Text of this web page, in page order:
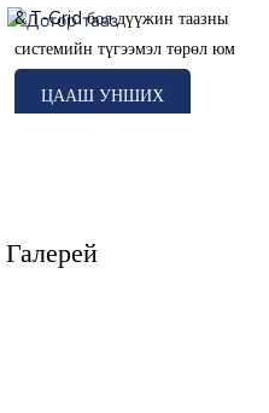
& T-Grid бол дүүжин таазны
системийн түгээмэл төрөл юм
ЦААШ УНШИХ